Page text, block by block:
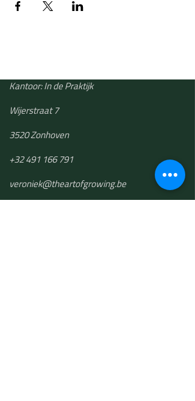
Kantoor: In de Praktijk
Wijerstraat 7
3520 Zonhoven
+32 491 166 791
​veroniek@theartofgrowing.be